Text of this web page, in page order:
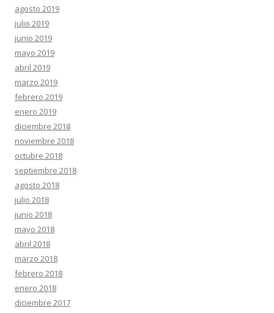
agosto 2019
julio 2019
junio 2019
mayo 2019
abril 2019
marzo 2019
febrero 2019
enero 2019
diciembre 2018
noviembre 2018
octubre 2018
septiembre 2018
agosto 2018
julio 2018
junio 2018
mayo 2018
abril 2018
marzo 2018
febrero 2018
enero 2018
diciembre 2017